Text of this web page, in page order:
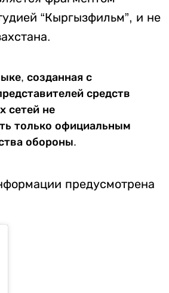
“Кыргызфильм”, и не
созданная с
средств
сетей не
только официальным
обороны.
предусмотрена